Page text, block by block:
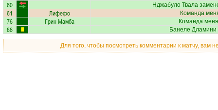
60 Нджабуло Твала
61 Лифефо Команда
76 Грин Мамба Команда
86 Банеле Дламини
Для того, чтобы посмотреть комментарии к матчу, вам